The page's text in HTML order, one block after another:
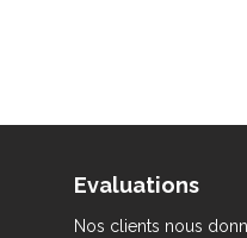
Evaluations
Nos clients nous